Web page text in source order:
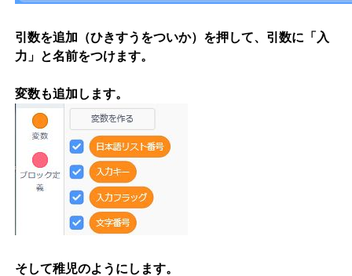
引数を追加（ひきすうをついか）を押して、引数に「入
力」と名前をつけます。
変数も追加します。
そして稚児のようにします。